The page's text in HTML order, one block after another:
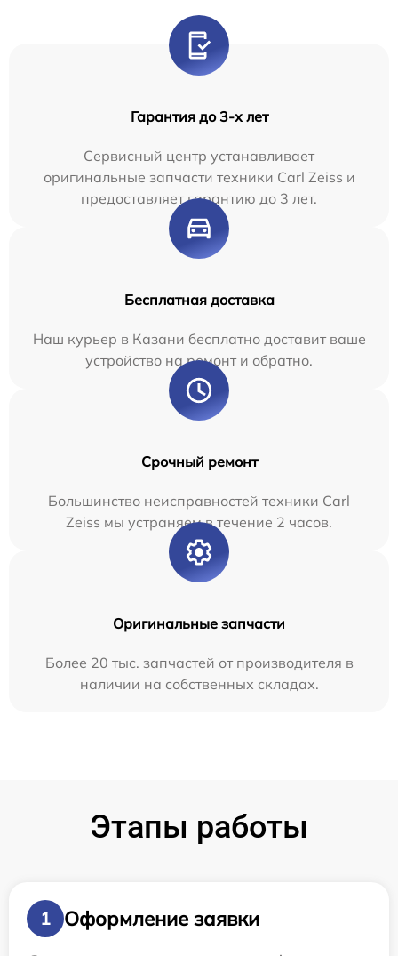
Гарантия до 3-х лет
Сервисный центр устанавливает
оригинальные запчасти техники Carl Zeiss и
предоставляет гарантию до 3 лет.
Бесплатная доставка
Наш курьер в Казани бесплатно доставит ваше
устройство на ремонт и обратно.
Срочный ремонт
Большинство неисправностей техники Carl
Zeiss мы устраняем в течение 2 часов.
Оригинальные запчасти
Более 20 тыс. запчастей от производителя в
наличии на собственных складах.
Этапы работы
1
Оформление заявки